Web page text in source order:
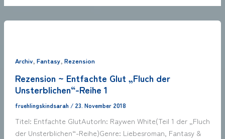
Archiv, Fantasy, Rezension
Rezension ~ Entfachte Glut „Fluch der
Unsterblichen“-Reihe 1
fruehlingskindsarah / 23. November 2018
Titel: Entfachte GlutAutorIn: Raywen White(Teil 1 der „Fluch
der Unsterblichen“-Reihe)Genre: Liebesroman, Fantasy &